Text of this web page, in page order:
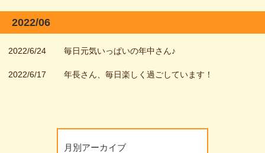
2022/06
2022/6/24 毎日元気いっぱいの年中さん♪
2022/6/17 年長さん、毎日楽しく過ごしています！
月別アーカイブ